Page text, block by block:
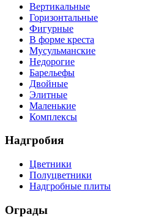
Вертикальные
Горизонтальные
Фигурные
В форме креста
Мусульманские
Недорогие
Барельефы
Двойные
Элитные
Маленькие
Комплексы
Надгробия
Цветники
Полуцветники
Надгробные плиты
Ограды